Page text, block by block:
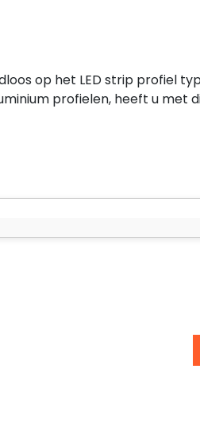
op het LED strip profiel
profielen, heeft u met